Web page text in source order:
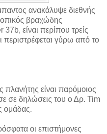
ανακάλυψε διεθνής
βραχώδης
είναι περίπου τρείς
περιστρέφεται γύρω από το
πλανήτης είναι παρόμοιος
σε δηλώσεις του ο Δρ. Tim
ομάδας.
οι επιστήμονες